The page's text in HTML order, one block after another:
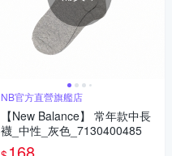
NB官方直營旗艦店
【New Balance】 常年款中長
襪_中性_灰色_7130400485